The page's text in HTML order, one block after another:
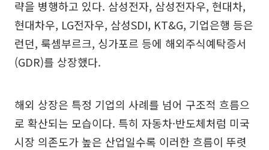
략을 병행하고 있다. 삼성전자, 삼성전자우, 현대차,
현대차우, LG전자우, 삼성SDI, KT&G, 기업은행 등은
런던, 룩셈부르크, 싱가포르 등에 해외주식예탁증서
(GDR)를 상장했다.
해외 상장은 특정 기업의 사례를 넘어 구조적 흐름으
로 확산되는 모습이다. 특히 자동차·반도체처럼 미국
시장 의존도가 높은 산업일수록 이러한 흐름이 뚜렷